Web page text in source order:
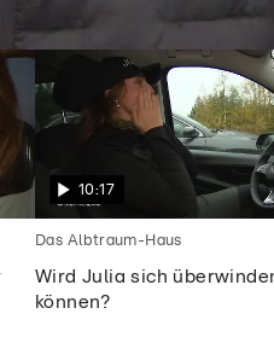
vom
10:17
Wird Julia sich
können?
Das Albtraum-Haus